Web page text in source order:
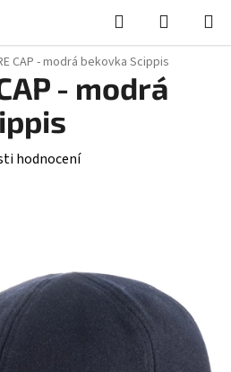
Hledat
KOŠÍK
CAP - modrá bekovka Scippis
- modrá
hodnocení